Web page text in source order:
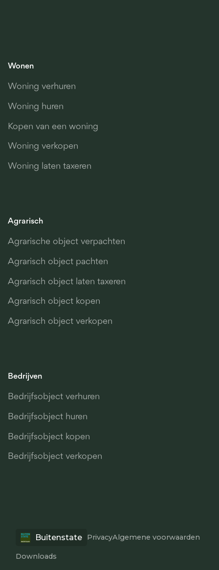
Wonen
Woning verhuren
Woning huren
Kopen van een woning
Woning verkopen
Woning laten taxeren
Agrarisch
Agrarische object verpachten
Agrarisch object pachten
Agrarisch object laten taxeren
Agrarisch object kopen
Agrarisch object verkopen
Bedrijven
Bedrijfsobject verhuren
Bedrijfsobject huren
Bedrijfsobject kopen
Bedrijfsobject verkopen
Buitenstate PrivacyAlgemene voorwaarden
Downloads